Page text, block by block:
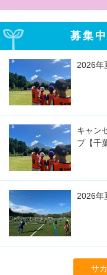
募集
2026年
キャン
プ【千
2026年
サ